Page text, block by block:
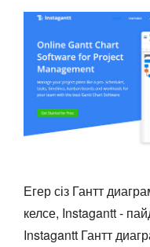
Егер сіз Гантт
келсе, Instagantt -
Instagantt Гантт